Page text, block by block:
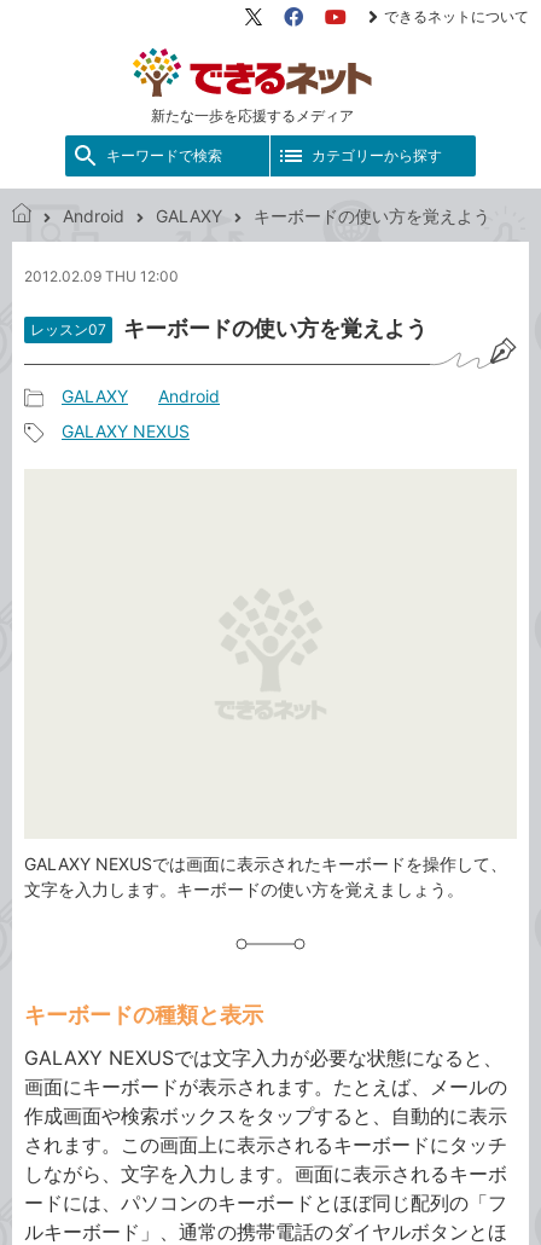
新たな一歩を応援するメディア
X（旧
FacebookYouTube
できるネットについて
キーワードで検索 カテゴリーから探す
る
ッ
ト
Android GALAXY キーボードの使い方を覚えよう
2012.02.09 THU 12:00
レッスン07 キーボードの使い方を覚えよう
事
カ
GALAXY Android
GALAXY NEXUS
GALAXY NEXUSでは画面に表示されたキーボードを操作して、
文字を入力します。キーボードの使い方を覚えましょう。
キーボードの種類と表示
GALAXY NEXUSでは文字入力が必要な状態になると、
画面にキーボードが表示されます。たとえば、メールの
作成画面や検索ボックスをタップすると、自動的に表示
されます。この画面上に表示されるキーボードにタッチ
しながら、文字を入力します。画面に表示されるキーボ
ードには、パソコンのキーボードとほぼ同じ配列の「フ
ルキーボード」、通常の携帯電話のダイヤルボタンとほ